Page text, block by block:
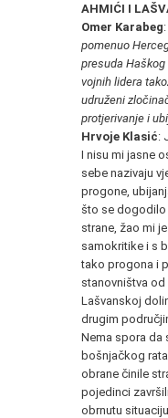
AHMIĆI I
Omer Karabeg:
pomenuo
presuda
vojnih lidera
udruženi
protjerivanje i
Hrvoje Klasić:
I nisu mi jasne
sebe nazivaju
progone,
što se dogodilo
strane, žao mi
samokritike i s
tako progona i
stanovništva od
Lašvanskoj
drugim
Nema spora da
bošnjačkog
obrane činile
pojedinci
obrnutu